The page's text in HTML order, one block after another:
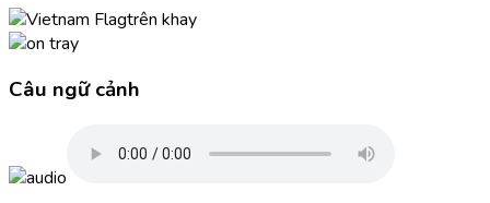
trên khay
Câu ngữ cảnh